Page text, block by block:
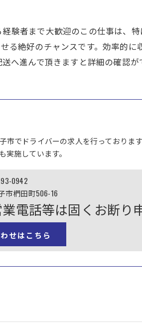
験者まで大歓迎のこの仕事は、
る絶好のチャンスです。効率的
へ進んで頂きますと詳細の確認が
でドライバーの求人を行っておりま
施しています。
0942
市椚田町506-16
電話等は固くお断り
せはこちら